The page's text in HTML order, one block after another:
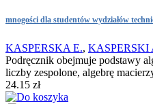
mnogości dla studentów wydziałów
KASPERSKA E., KASPERSKI
Podręcznik obejmuje podstawy
liczby zespolone, algebrę
24.15 zł